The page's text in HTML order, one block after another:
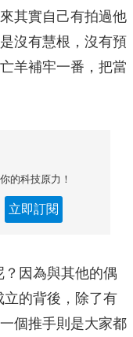
其實自己有拍過他
沒有慧根，沒有預
羊補牢一番，把當
的科技原力！
立即訂閱
因為與其他的偶
的背後，除了有
個推手則是大家都